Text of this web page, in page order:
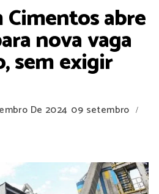
abre
nova vaga
sem exigir
De 2024 09 setembro /